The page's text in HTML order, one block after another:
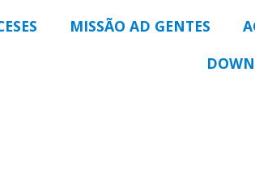
MISSÃO AD GENTES